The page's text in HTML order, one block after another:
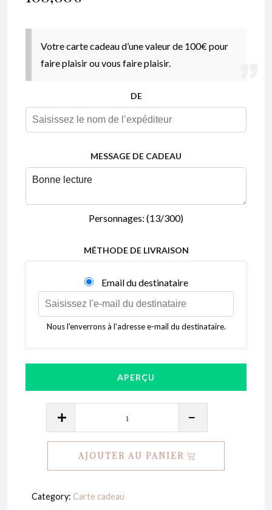
Votre carte cadeau d’une valeur de 100€ pour
faire plaisir ou vous faire plaisir.
DE
MESSAGE DE CADEAU
Personnages: (13/300)
MÉTHODE DE LIVRAISON
Email du destinataire
Nous l'enverrons à l'adresse e-mail du destinataire.
APERÇU
Carte
cadeau
AJOUTER AU PANIER
Category: Carte cadeau